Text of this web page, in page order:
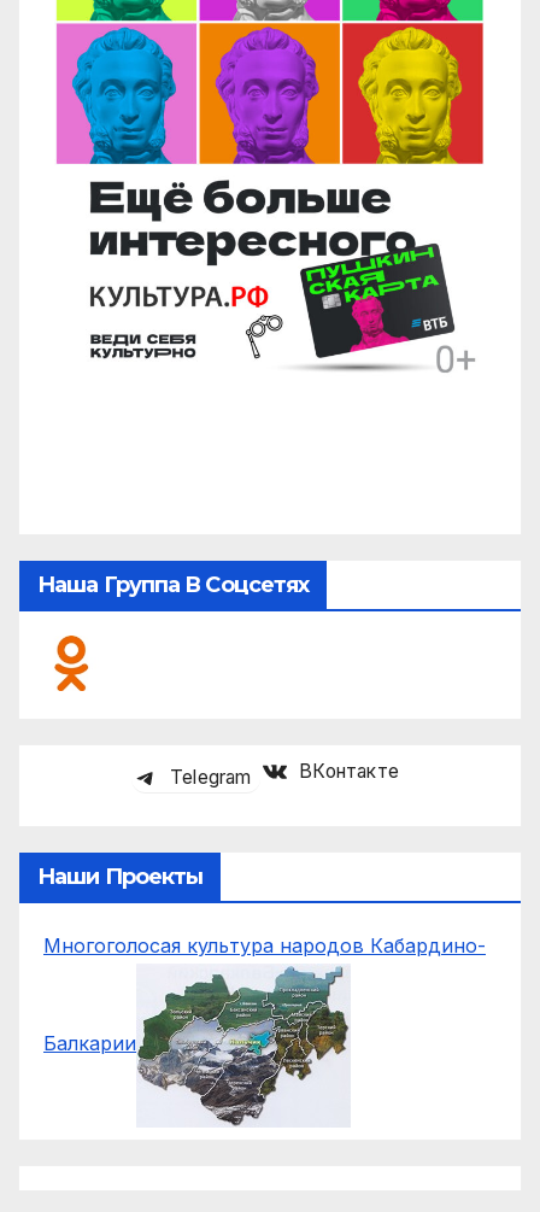
Наша Группа В Соцсетях
Telegram ВКонтакте
Наши Проекты
Многоголосая культура народов Кабардино-
Балкарии